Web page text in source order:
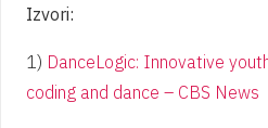
Izvori:
1) DanceLogic: Innovative
coding and dance – CBS News